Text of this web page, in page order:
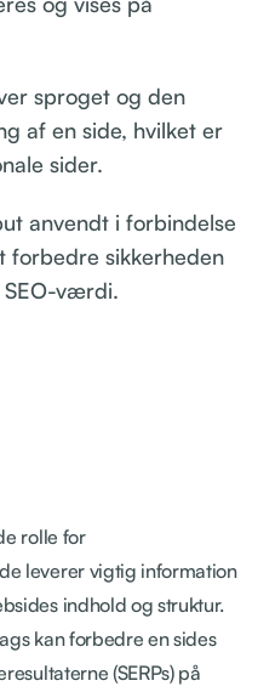
sproget og den
af en side, hvilket er
sider.
anvendt i forbindelse
forbedre sikkerheden
værdi.
rolle for
leverer vigtig information
indhold og struktur.
kan forbedre en sides
(SERPs) på